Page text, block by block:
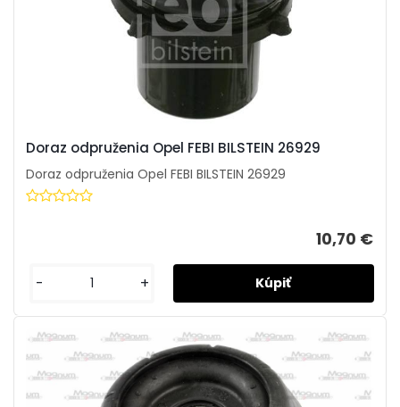
Doraz odpruženia Opel FEBI BILSTEIN 26929
Doraz odpruženia Opel FEBI BILSTEIN 26929
10,70 €
- +